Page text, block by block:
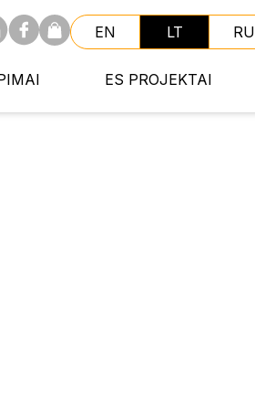
EN LT RU
ES PROJEKTAI